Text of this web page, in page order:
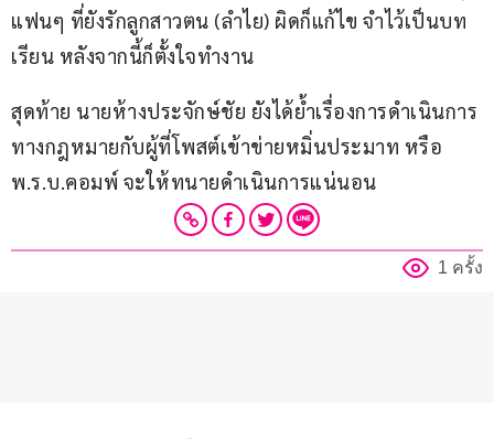
แฟนๆ ที่ยังรักลูกสาวตน (ลำไย) ผิดก็แก้ไข จำไว้เป็นบท
เรียน หลังจากนี้ก็ตั้งใจทำงาน
สุดท้าย นายห้างประจักษ์ชัย ยังได้ย้ำเรื่องการดำเนินการ
ทางกฎหมายกับผู้ที่โพสต์เข้าข่ายหมิ่นประมาท หรือ
พ.ร.บ.คอมพ์ จะให้ทนายดำเนินการแน่นอน
1 ครั้ง